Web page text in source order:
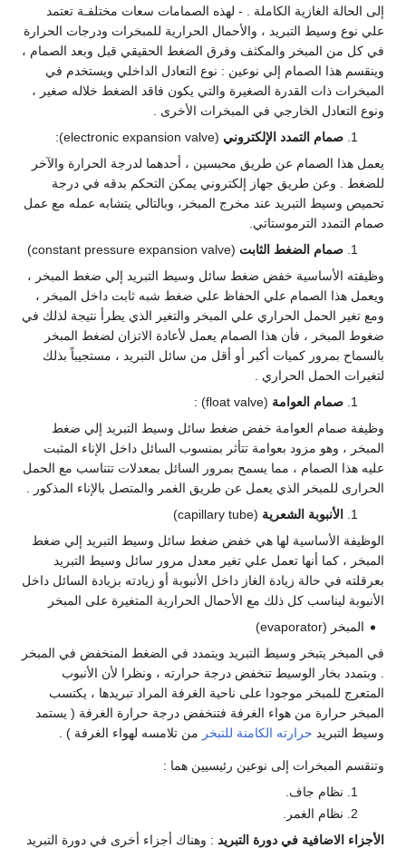
إلى الحالة الغازية الكاملة . - لهذه الصمامات سعات مختلفـة تعتمد
علي نوع وسيط التبريد ، والأحمال الحرارية للمبخرات ودرجات الحرارة
في كل من المبخر والمكثف وفرق الضغط الحقيقي قبل وبعد الصمام ،
وينقسم هذا الصمام إلي نوعين : نوع التعادل الداخلي ويستخدم في
المبخرات ذات القدرة الصغيرة والتي يكون فاقد الضغط خلاله صغير ،
ونوع التعادل الخارجي في المبخرات الأخرى .
صمام التمدد الإلكتروني (electronic expansion valve):
يعمل هذا الصمام عن طريق محبسين ، أحدهما لدرجة الحرارة والآخر
للضغط . وعن طريق جهاز إلكتروني يمكن التحكم بدقه في درجة
تحميص وسيط التبريد عند مخرج المبخر، وبالتالي يتشابه عمله مع عمل
صمام التمدد الترموستاتي.
صمام الضغط الثابت (constant pressure expansion valve)
وظيفته الأساسية خفض ضغط سائل وسيط التبريد إلي ضغط المبخر ،
ويعمل هذا الصمام علي الحفاظ علي ضغط شبه ثابت داخل المبخر ،
ومع تغير الحمل الحراري علي المبخر والتغير الذي يطرأ نتيجة لذلك في
ضغوط المبخر ، فأن هذا الصمام يعمل لأعادة الاتزان لضغط المبخر
بالسماح بمرور كميات أكبر أو أقل من سائل التبريد ، مستجيباً بذلك
لتغيرات الحمل الحراري .
صمام العوامة (float valve) :
وظيفة صمام العوامة خفض ضغط سائل وسيط التبريد إلي ضغط
المبخر ، وهو مزود بعوامة تتأثر بمنسوب السائل داخل الإناء المثبت
عليه هذا الصمام ، مما يسمح بمرور السائل بمعدلات تتناسب مع الحمل
الحرارى للمبخر الذي يعمل عن طريق الغمر والمتصل بالإناء المذكور .
الأنبوبة الشعرية (capillary tube)
الوظيفة الأساسية لها هي خفض ضغط سائل وسيط التبريد إلي ضغط
المبخر ، كما أنها تعمل علي تغير معدل مرور سائل وسيط التبريد
بعرقلته في حالة زيادة الغاز داخل الأنبوبة أو زيادته بزيادة السائل داخل
الأنبوبة ليناسب كل ذلك مع الأحمال الحرارية المتغيرة على المبخر
المبخر (evaporator)
في المبخر يتبخر وسيط التبريد ويتمدد في الضغط المنخفض في المبخر
. وبتمدد بخار الوسيط تنخفض درجة حرارته ، ونظرا لأن الأنبوب
المتعرج للمبخر موجودا على ناحية الغرفة المراد تبريدها ، يكتسب
المبخر حرارة من هواء الغرفة فتنخفض درجة حرارة الغرفة ( يستمد
وسيط التبريد حرارته الكامنة للتبخر من تلامسه لهواء الغرفة ) .
وتنقسم المبخرات إلى نوعين رئيسيين هما :
نظام جاف.
نظام الغمر.
الأجزاء الاضافية في دورة التبريد : وهناك أجزاء أخرى في دورة التبريد